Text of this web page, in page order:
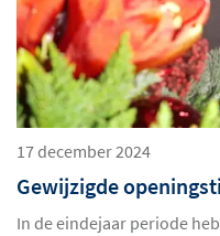
17 december 2024
Gewijzigde
In de eindejaar periode